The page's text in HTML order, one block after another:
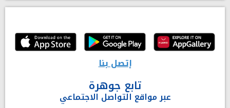
إتصل بنا
تابع جوهرة
عبر مواقع التواصل الاجتماعي